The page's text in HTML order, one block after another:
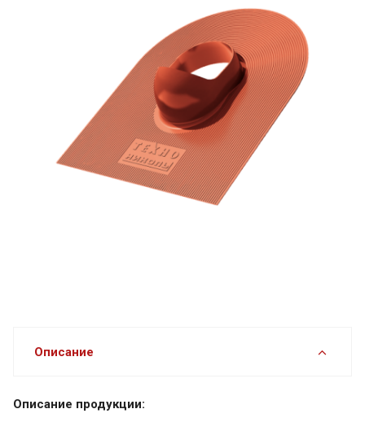
Описание
Описание продукции: